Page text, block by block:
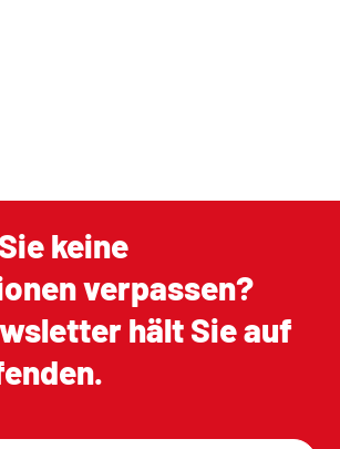
keine
verpassen?
hält Sie auf